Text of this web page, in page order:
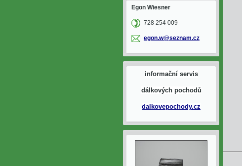
Egon Wiesner
728 254 009
egon.w@seznam.cz
informační servis
dálkových pochodů
dalkovepochody.cz